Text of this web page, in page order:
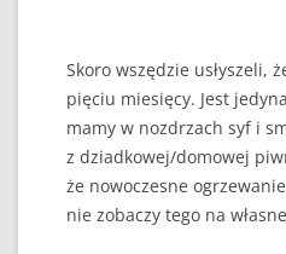
Skoro wszędzie usłyszeli,
pięciu miesięcy. Jest
mamy w nozdrzach syf i
z dziadkowej/domowej
że nowoczesne
nie zobaczy tego na